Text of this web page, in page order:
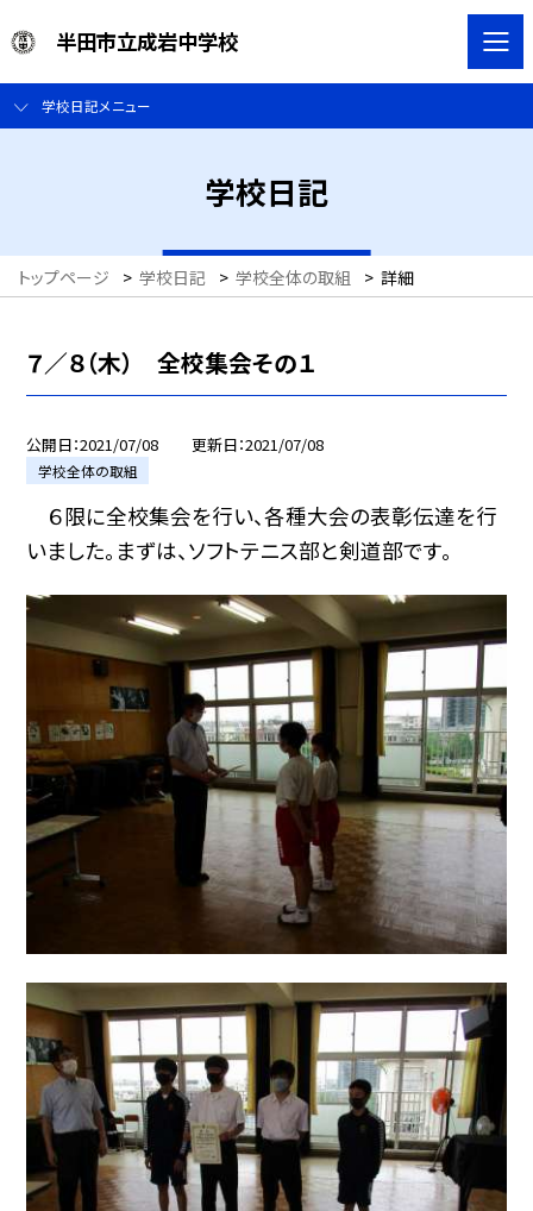
半田市立成岩中学校
学校日記メニュー
学校日記
トップページ > 学校日記 > 学校全体の取組 > 詳細
７／８（木） 全校集会その１
公開日 2021/07/08 更新日 2021/07/08
学校全体の取組
６限に全校集会を行い、各種大会の表彰伝達を行
いました。まずは、ソフトテニス部と剣道部です。